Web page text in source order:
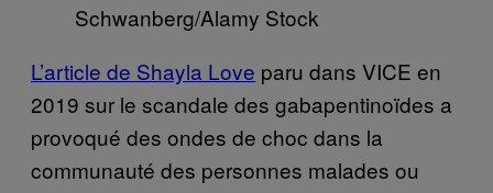
Schwanberg/Alamy Stock
L’article de Shayla Love paru dans VICE en
2019 sur le scandale des gabapentinoïdes a
provoqué des ondes de choc dans la
communauté des personnes malades ou